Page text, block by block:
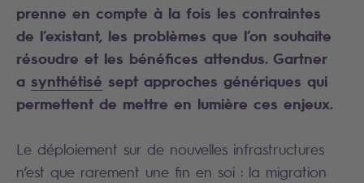
prenne en compte à la fois les contraintes
de l’existant, les problèmes que l’on souhaite
résoudre et les bénéfices attendus. Gartner
a synthétisé sept approches génériques qui
permettent de mettre en lumière ces enjeux.
Le déploiement sur de nouvelles infrastructures
n’est que rarement une fin en soi : la migration